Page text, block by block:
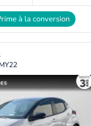
à la conversion